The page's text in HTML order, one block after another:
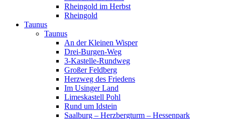
Rheingold im Herbst
Rheingold
Taunus
Taunus
An der Kleinen Wisper
Drei-Burgen-Weg
3-Kastelle-Rundweg
Großer Feldberg
Herzweg des Friedens
Im Usinger Land
Limeskastell Pohl
Rund um Idstein
Saalburg – Herzbergturm – Hessenpark